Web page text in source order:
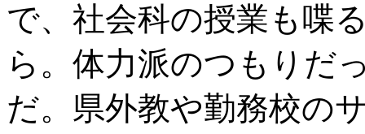
で、社会科の授業も喋
ら。体力派のつもりだ
だ。県外教や勤務校の